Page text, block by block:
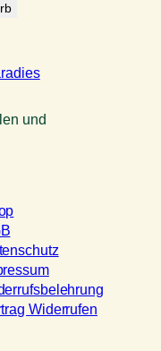
und
Widerrufen